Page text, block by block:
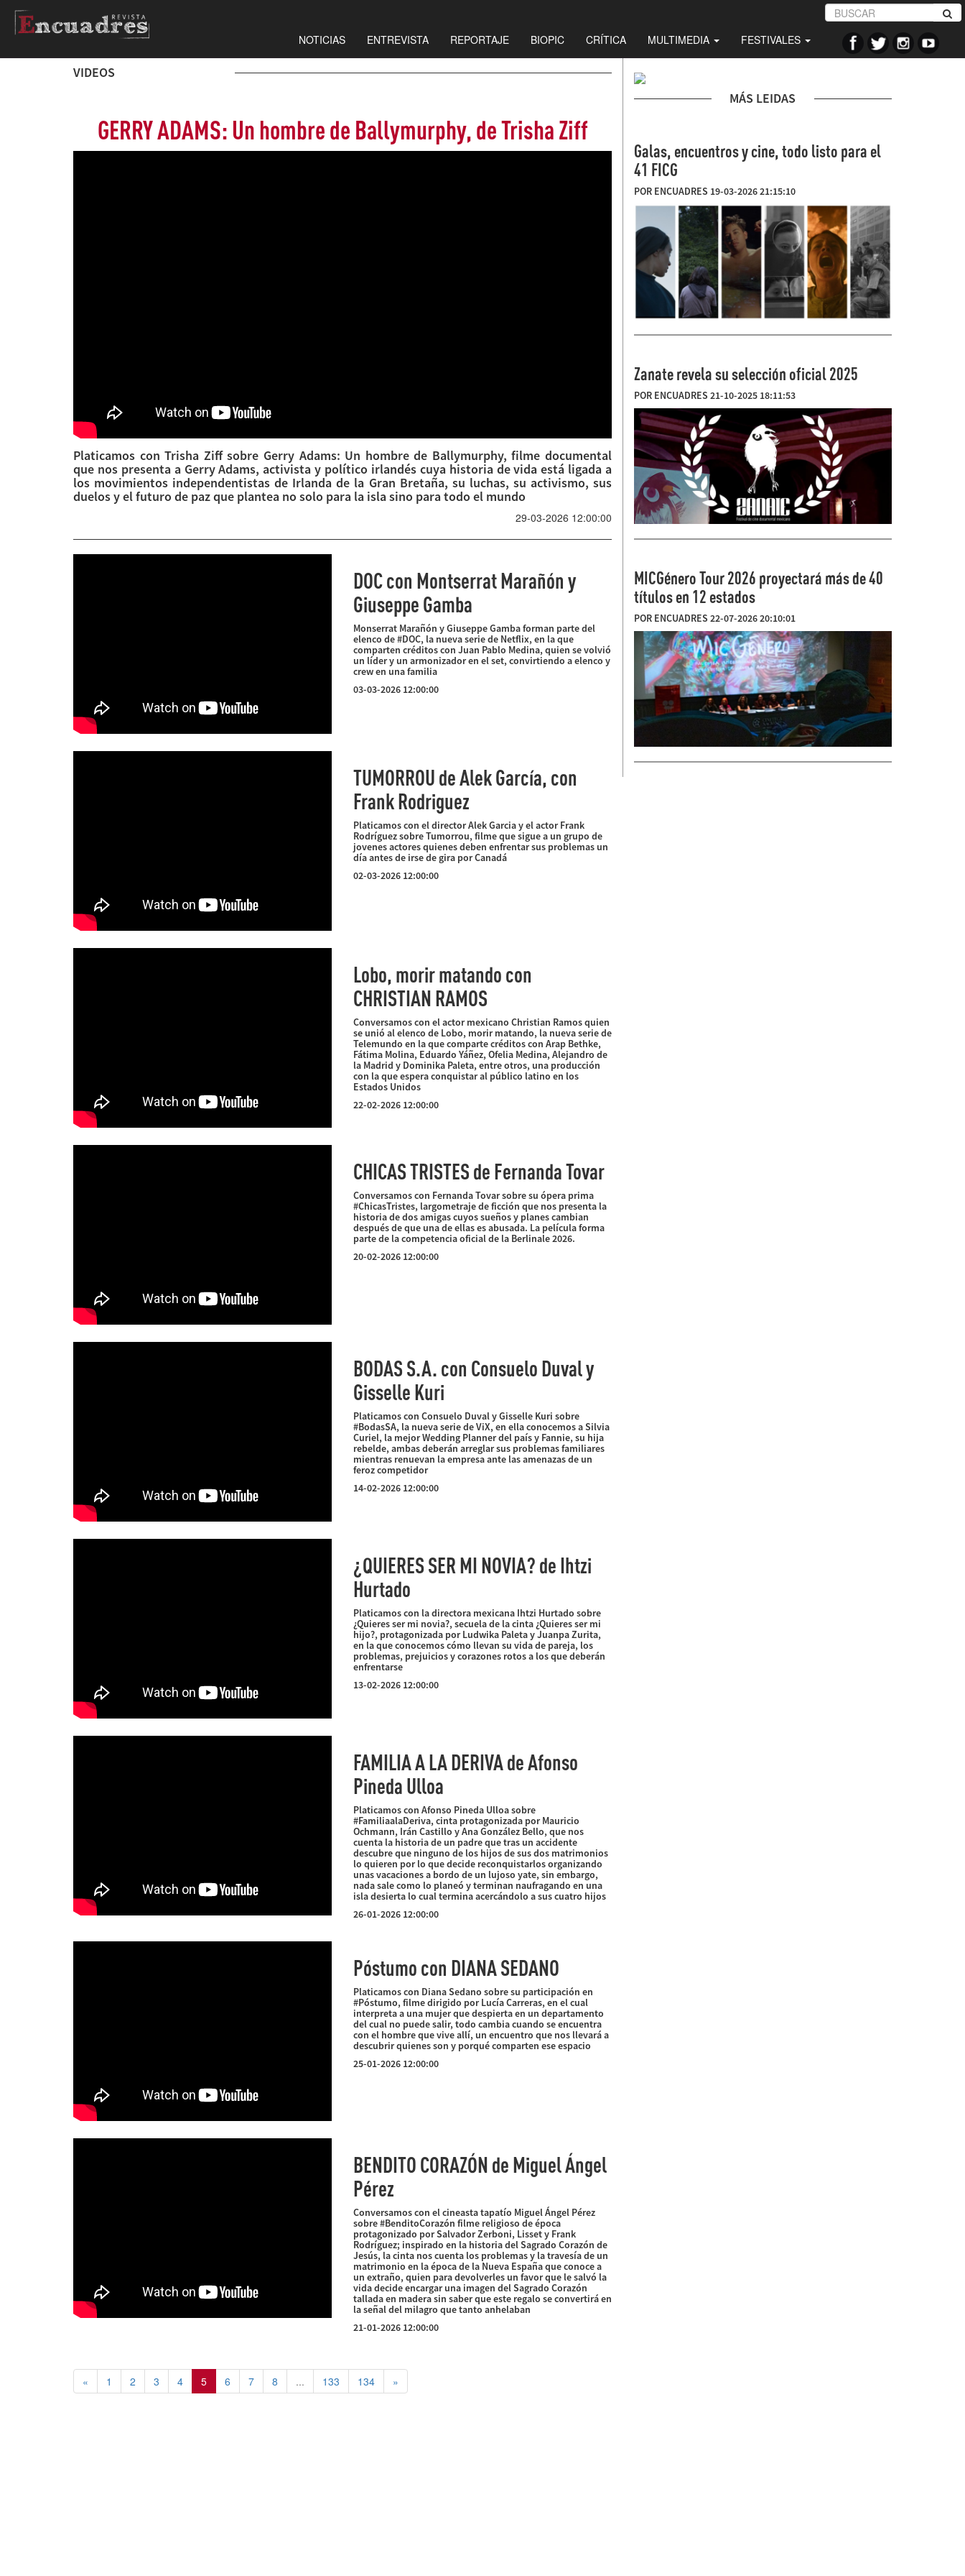
NOTICIAS ENTREVISTA REPORTAJE BIOPIC CRÍTICA MULTIMEDIA FESTIVALES
VIDEOS
GERRY ADAMS: Un hombre de Ballymurphy, de Trisha Ziff
Platicamos con Trisha Ziff sobre Gerry Adams: Un hombre de Ballymurphy, filme documental
que nos presenta a Gerry Adams, activista y político irlandés cuya historia de vida está ligada a
los movimientos independentistas de Irlanda de la Gran Bretaña, su luchas, su activismo, sus
duelos y el futuro de paz que plantea no solo para la isla sino para todo el mundo
29-03-2026 12:00:00
DOC con Montserrat Marañón y
Giuseppe Gamba
Monserrat Marañón y Giuseppe Gamba forman parte del
elenco de #DOC, la nueva serie de Netflix, en la que
comparten créditos con Juan Pablo Medina, quien se volvió
un líder y un armonizador en el set, convirtiendo a elenco y
crew en una familia
03-03-2026 12:00:00
TUMORROU de Alek García, con
Frank Rodriguez
Platicamos con el director Alek Garcia y el actor Frank
Rodríguez sobre Tumorrou, filme que sigue a un grupo de
jovenes actores quienes deben enfrentar sus problemas un
día antes de irse de gira por Canadá
02-03-2026 12:00:00
Lobo, morir matando con
CHRISTIAN RAMOS
Conversamos con el actor mexicano Christian Ramos quien
se unió al elenco de Lobo, morir matando, la nueva serie de
Telemundo en la que comparte créditos con Arap Bethke,
Fátima Molina, Eduardo Yáñez, Ofelia Medina, Alejandro de
la Madrid y Dominika Paleta, entre otros, una producción
con la que espera conquistar al público latino en los
Estados Unidos
22-02-2026 12:00:00
CHICAS TRISTES de Fernanda Tovar
Conversamos con Fernanda Tovar sobre su ópera prima
#ChicasTristes, largometraje de ficción que nos presenta la
historia de dos amigas cuyos sueños y planes cambian
después de que una de ellas es abusada. La película forma
parte de la competencia oficial de la Berlinale 2026.
20-02-2026 12:00:00
BODAS S.A. con Consuelo Duval y
Gisselle Kuri
Platicamos con Consuelo Duval y Gisselle Kuri sobre
#BodasSA, la nueva serie de ViX, en ella conocemos a Silvia
Curiel, la mejor Wedding Planner del país y Fannie, su hija
rebelde, ambas deberán arreglar sus problemas familiares
mientras renuevan la empresa ante las amenazas de un
feroz competidor
14-02-2026 12:00:00
¿QUIERES SER MI NOVIA? de Ihtzi
Hurtado
Platicamos con la directora mexicana Ihtzi Hurtado sobre
¿Quieres ser mi novia?, secuela de la cinta ¿Quieres ser mi
hijo?, protagonizada por Ludwika Paleta y Juanpa Zurita,
en la que conocemos cómo llevan su vida de pareja, los
problemas, prejuicios y corazones rotos a los que deberán
enfrentarse
13-02-2026 12:00:00
FAMILIA A LA DERIVA de Afonso
Pineda Ulloa
Platicamos con Afonso Pineda Ulloa sobre
#FamiliaalaDeriva, cinta protagonizada por Mauricio
Ochmann, Irán Castillo y Ana González Bello, que nos
cuenta la historia de un padre que tras un accidente
descubre que ninguno de los hijos de sus dos matrimonios
lo quieren por lo que decide reconquistarlos organizando
unas vacaciones a bordo de un lujoso yate, sin embargo,
nada sale como lo planeó y terminan naufragando en una
isla desierta lo cual termina acercándolo a sus cuatro hijos
26-01-2026 12:00:00
Póstumo con DIANA SEDANO
Platicamos con Diana Sedano sobre su participación en
#Póstumo, filme dirigido por Lucía Carreras, en el cual
interpreta a una mujer que despierta en un departamento
del cual no puede salir, todo cambia cuando se encuentra
con el hombre que vive allí, un encuentro que nos llevará a
descubrir quienes son y porqué comparten ese espacio
25-01-2026 12:00:00
BENDITO CORAZÓN de Miguel Ángel
Pérez
Conversamos con el cineasta tapatío Miguel Ángel Pérez
sobre #BenditoCorazón filme religioso de época
protagonizado por Salvador Zerboni, Lisset y Frank
Rodríguez; inspirado en la historia del Sagrado Corazón de
Jesús, la cinta nos cuenta los problemas y la travesía de un
matrimonio en la época de la Nueva España que conoce a
un extraño, quien para devolverles un favor que le salvó la
vida decide encargar una imagen del Sagrado Corazón
tallada en madera sin saber que este regalo se convertirá en
la señal del milagro que tanto anhelaban
21-01-2026 12:00:00
« 1 2 3 4 5 6 7 8 ... 133 134 »
MÁS LEIDAS
Galas, encuentros y cine, todo listo para el
41 FICG
POR ENCUADRES 19-03-2026 21:15:10
Zanate revela su selección oficial 2025
POR ENCUADRES 21-10-2025 18:11:53
MICGénero Tour 2026 proyectará más de 40
títulos en 12 estados
POR ENCUADRES 22-07-2026 20:10:01